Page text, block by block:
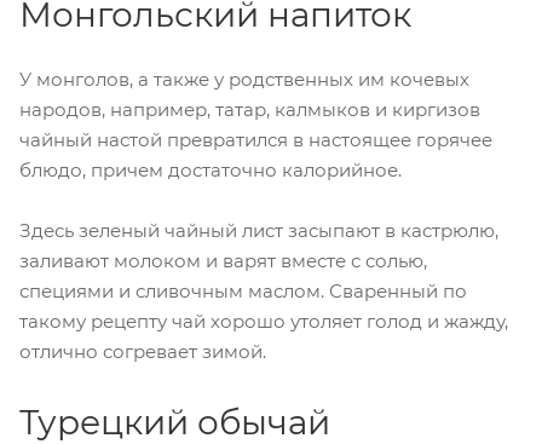
Монгольский напиток
У монголов, а также у родственных им кочевых
народов, например, татар, калмыков и киргизов
чайный настой превратился в настоящее горячее
блюдо, причем достаточно калорийное.
Здесь зеленый чайный лист засыпают в кастрюлю,
заливают молоком и варят вместе с солью,
специями и сливочным маслом. Сваренный по
такому рецепту чай хорошо утоляет голод и жажду,
отлично согревает зимой.
Турецкий обычай